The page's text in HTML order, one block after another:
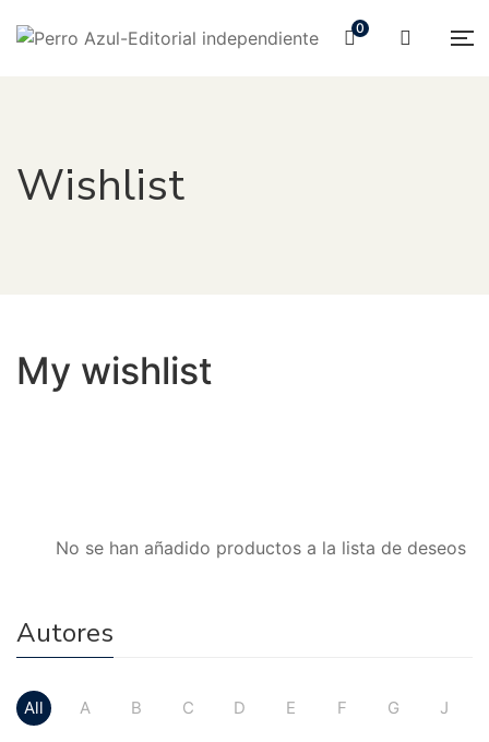
0
Wishlist
My wishlist
No se han añadido productos a la lista de deseos
Autores
All A B C D E F G J